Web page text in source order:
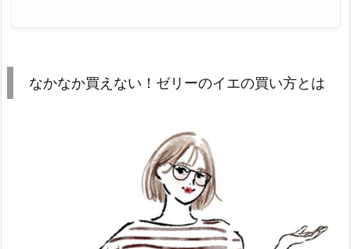
なかなか買えない！ゼリーのイエの買い方とは